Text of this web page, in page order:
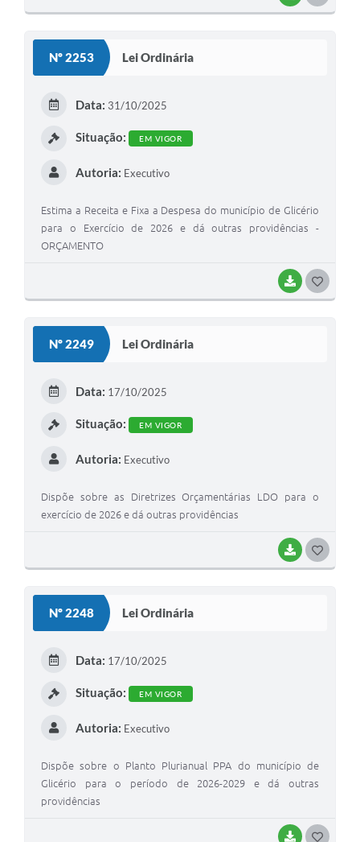
Nº 2253 Lei Ordinária
BAIXAR
Data: 31/10/2025
Situação: EM VIGOR
Autoria: Executivo
Estima a Receita e Fixa a Despesa do município de Glicério
para o Exercício de 2026 e dá outras providências -
ORÇAMENTO
Nº 2249 Lei Ordinária
BAIXAR
Data: 17/10/2025
Situação: EM VIGOR
Autoria: Executivo
Dispõe sobre as Diretrizes Orçamentárias LDO para o
exercício de 2026 e dá outras providências
Nº 2248 Lei Ordinária
BAIXAR
Data: 17/10/2025
Situação: EM VIGOR
Autoria: Executivo
Dispõe sobre o Planto Plurianual PPA do município de
Glicério para o período de 2026-2029 e dá outras
providências